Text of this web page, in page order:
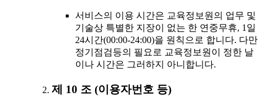
서비스의 이용 시간은 교육정보원의 업무 및
기술상 특별한 지장이 없는 한 연중무휴, 1일
24시간(00:00-24:00)을 원칙으로 합니다. 다만
정기점검등의 필요로 교육정보원이 정한 날
이나 시간은 그러하지 아니합니다.
제 10 조 (이용자번호 등)